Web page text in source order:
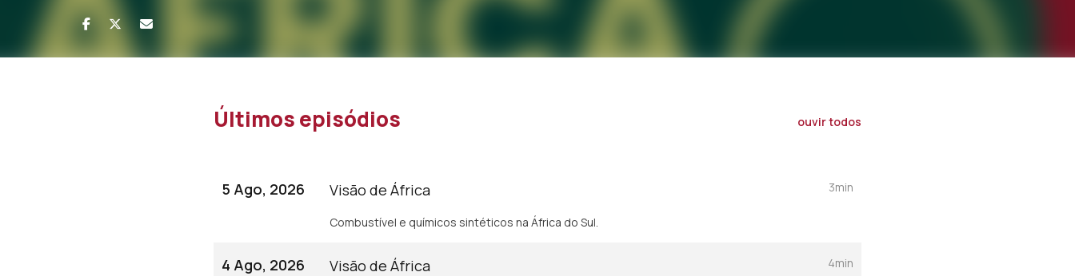
Últimos episódios ouvir todos
5 Ago, 2026 Visão de África
Combustível e químicos sintéticos na África do Sul.
3min
4 Ago, 2026 Visão de África 4min